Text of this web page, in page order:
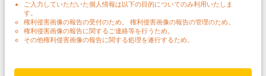
ご入力していただいた個人情報は以下の目的についてのみ利用いたしま
す。
権利侵害画像の報告の受付のため。 権利侵害画像の報告の管理のため。
権利侵害画像の報告に関するご連絡等を行うため。
その他権利侵害画像の報告に関する処理を遂行するため。